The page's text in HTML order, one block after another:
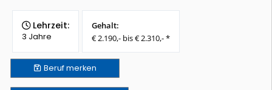
Lehrzeit:
3 Jahre
Gehalt:
€ 2.190,- bis € 2.310,- *
Berufmerken